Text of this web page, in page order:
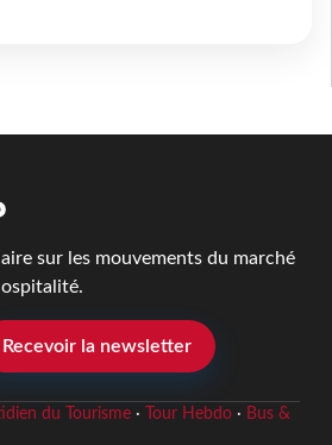
sur les mouvements du marché
Recevoir la newsletter
du Tourisme· Tour Hebdo· Bus &